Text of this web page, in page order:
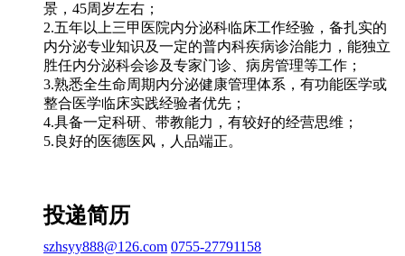
景，45周岁左右；
2.五年以上三甲医院内分泌科临床工作经验，备扎实的
内分泌专业知识及一定的普内科疾病诊治能力，能独立
胜任内分泌科会诊及专家门诊、病房管理等工作；
3.熟悉全生命周期内分泌健康管理体系，有功能医学或
整合医学临床实践经验者优先；
4.具备一定科研、带教能力，有较好的经营思维；
5.良好的医德医风，人品端正。
投递简历
szhsyy888@126.com 0755-27791158